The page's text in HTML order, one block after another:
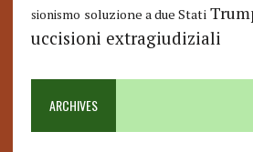
sionismo soluzione a due Stati
uccisioni extragiudiziali
ARCHIVES